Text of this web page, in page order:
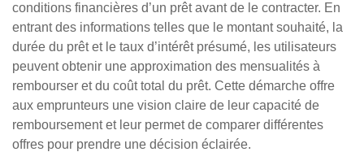
conditions financières d’un prêt avant de le contracter. En
entrant des informations telles que le montant souhaité, la
durée du prêt et le taux d’intérêt présumé, les utilisateurs
peuvent obtenir une approximation des mensualités à
rembourser et du coût total du prêt. Cette démarche offre
aux emprunteurs une vision claire de leur capacité de
remboursement et leur permet de comparer différentes
offres pour prendre une décision éclairée.